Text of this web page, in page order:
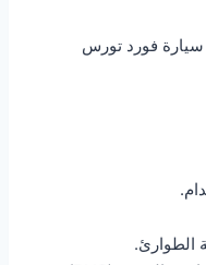
سيارة فورد تورس
الطوارئ.